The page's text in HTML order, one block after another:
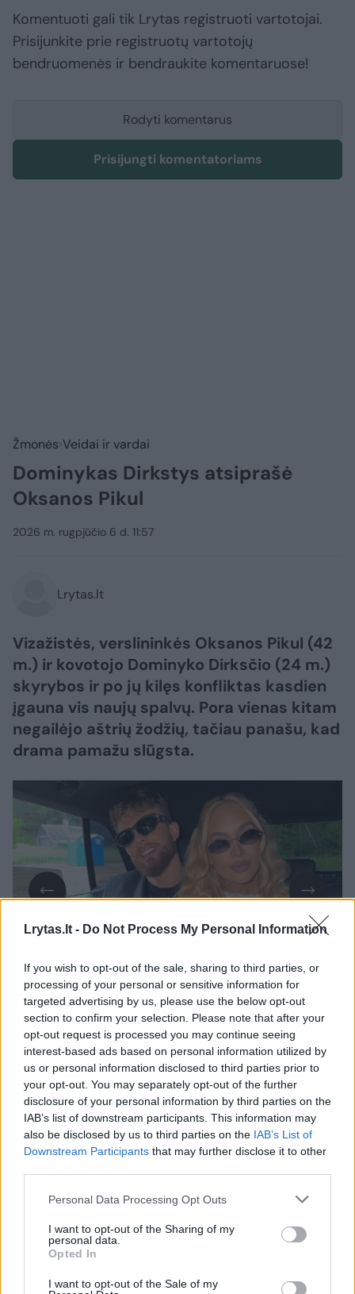
Lrytas.lt - Do Not Process My Personal Information
If you wish to opt-out of the sale, sharing to third parties, or
processing of your personal or sensitive information for
targeted advertising by us, please use the below opt-out
section to confirm your selection. Please note that after your
opt-out request is processed you may continue seeing
interest-based ads based on personal information utilized by
us or personal information disclosed to third parties prior to
your opt-out. You may separately opt-out of the further
disclosure of your personal information by third parties on the
IAB’s list of downstream participants. This information may
also be disclosed by us to third parties on the IAB’s List of
Downstream Participants that may further disclose it to other
Personal Data Processing Opt Outs
I want to opt-out of the Sharing of my
personal data.
Opted In
I want to opt-out of the Sale of my
Komentuoti gali tik Lrytas registruoti vartotojai.
Prisijunkite prie registruotų vartotojų
bendruomenės ir bendraukite komentaruose!
Rodyti komentarus
Prisijungti komentatoriams
Žmonės Veidai ir vardai
Dominykas Dirkstys atsiprašė
Oksanos Pikul
2026 m. rugpjūčio 6 d. 11:57
Lrytas.lt
Vizažistės, verslininkės Oksanos Pikul (42
m.) ir kovotojo Dominyko Dirksčio (24 m.)
skyrybos ir po jų kilęs konfliktas kasdien
įgauna vis naujų spalvų. Pora vienas kitam
negailėjo aštrių žodžių, tačiau panašu, kad
drama pamažu slūgsta.
Daugiau nuotraukų (19)
Ketvirtadienį D. Dirkstys savo „Instagram“
paskyroje paviešino žinutę, kurią išsiuntė O.
Pikul.
Pasirodo, dėl vieno savo poelgio vyras
nusprendė atsiprašyti buvusios mylimosios.
„Laba. Noriu atsiprašyti dėl bajerio apie tavo
mamą. Tikrai neturėjau intencijos nei jos
įžeisti, nei parodyti nepagarbos tau ar tavo
šeimai.